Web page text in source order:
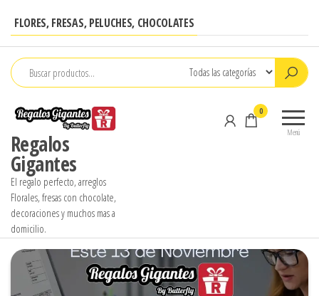
FLORES, FRESAS, PELUCHES, CHOCOLATES
Regalos
Gigantes
El regalo perfecto, arreglos
Florales, fresas con chocolate,
decoraciones y muchos mas a
domicilio.
Menú
0